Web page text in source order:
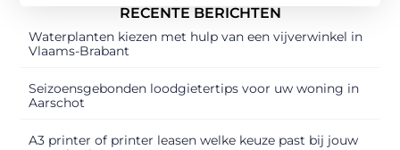
RECENTE BERICHTEN
Waterplanten kiezen met hulp van een vijverwinkel in
Vlaams-Brabant
Seizoensgebonden loodgietertips voor uw woning in
Aarschot
A3 printer of printer leasen welke keuze past bij jouw